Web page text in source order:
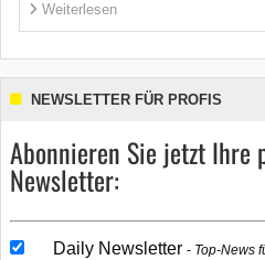
Weiterlesen
NEWSLETTER FÜR PROFIS
Abonnieren Sie jetzt Ihre
Newsletter:
Daily Newsletter
Top-News